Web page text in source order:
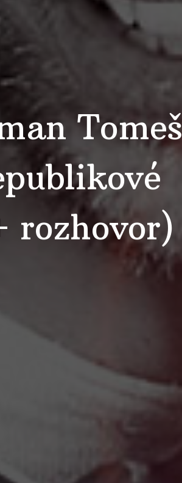
Tomeš
rozhovor)